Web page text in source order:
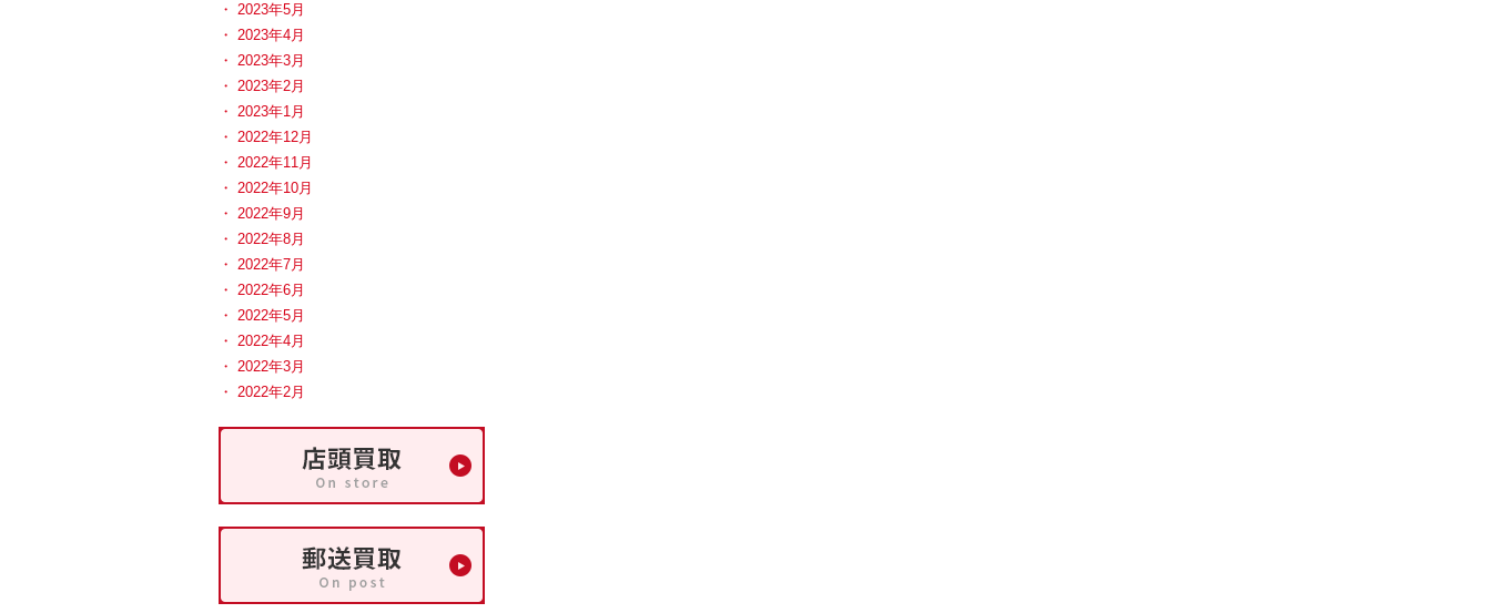
2023年5月
2023年4月
2023年3月
2023年2月
2023年1月
2022年12月
2022年11月
2022年10月
2022年9月
2022年8月
2022年7月
2022年6月
2022年5月
2022年4月
2022年3月
2022年2月